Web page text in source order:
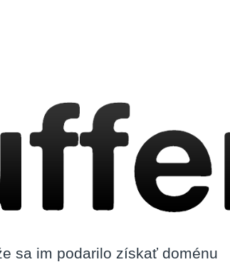
sa im podarilo získať doménu